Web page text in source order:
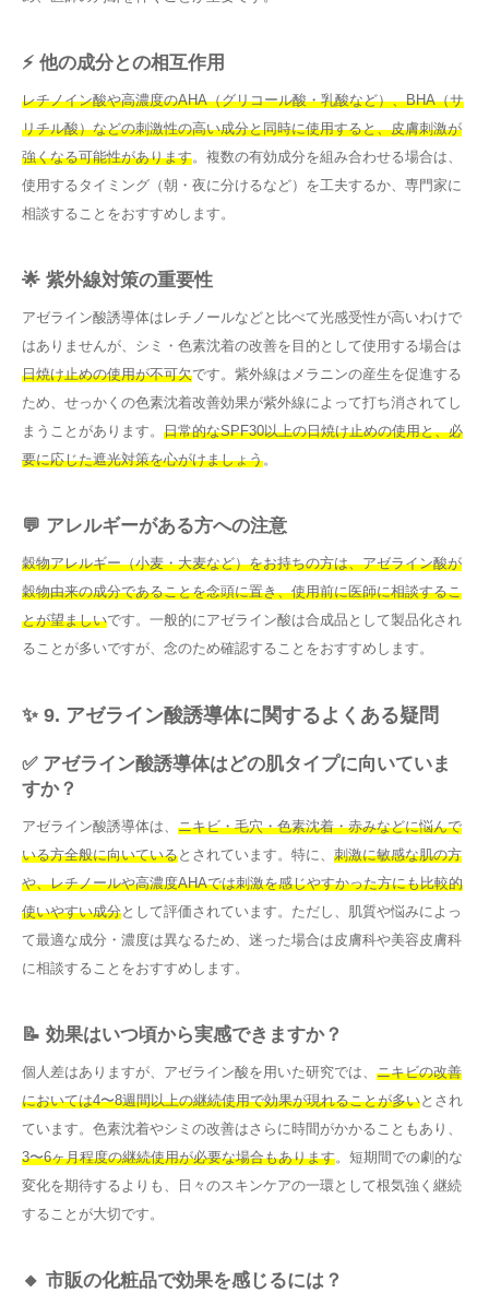
⚡ 他の成分との相互作用
レチノイン酸や高濃度のAHA（グリコール酸・乳酸など）、BHA（サ
リチル酸）などの刺激性の高い成分と同時に使用すると、皮膚刺激が
強くなる可能性があります。複数の有効成分を組み合わせる場合は、
使用するタイミング（朝・夜に分けるなど）を工夫するか、専門家に
相談することをおすすめします。
🌟 紫外線対策の重要性
アゼライン酸誘導体はレチノールなどと比べて光感受性が高いわけで
はありませんが、シミ・色素沈着の改善を目的として使用する場合は
日焼け止めの使用が不可欠です。紫外線はメラニンの産生を促進する
ため、せっかくの色素沈着改善効果が紫外線によって打ち消されてし
まうことがあります。 日常的なSPF30以上の日焼け止めの使用と、必
要に応じた遮光対策を心がけましょう。
💬 アレルギーがある方への注意
穀物アレルギー（小麦・大麦など）をお持ちの方は、アゼライン酸が
穀物由来の成分であることを念頭に置き、使用前に医師に相談するこ
とが望ましいです。一般的にアゼライン酸は合成品として製品化され
ることが多いですが、念のため確認することをおすすめします。
✨ 9. アゼライン酸誘導体に関するよくある疑問
✅ アゼライン酸誘導体はどの肌タイプに向いていま
すか？
アゼライン酸誘導体は、 ニキビ・毛穴・色素沈着・赤みなどに悩んで
いる方全般に向いているとされています。特に、 刺激に敏感な肌の方
や、レチノールや高濃度AHAでは刺激を感じやすかった方にも比較的
使いやすい成分として評価されています。ただし、肌質や悩みによっ
て最適な成分・濃度は異なるため、迷った場合は皮膚科や美容皮膚科
に相談することをおすすめします。
📝 効果はいつ頃から実感できますか？
個人差はありますが、アゼライン酸を用いた研究では、 ニキビの改善
においては4〜8週間以上の継続使用で効果が現れることが多いとされ
ています。色素沈着やシミの改善はさらに時間がかかることもあり、
3〜6ヶ月程度の継続使用が必要な場合もあります。短期間での劇的な
変化を期待するよりも、日々のスキンケアの一環として根気強く継続
することが大切です。
🔸 市販の化粧品で効果を感じるには？